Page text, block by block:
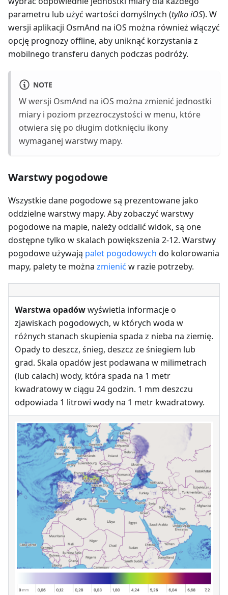
parametru lub użyć wartości domyślnych (tylko iOS). W
wersji aplikacji OsmAnd na iOS można również włączyć
opcję prognozy offline, aby uniknąć korzystania z
mobilnego transferu danych podczas podróży.
NOTE
W wersji OsmAnd na iOS można zmienić jednostki
miary i poziom przezroczystości w menu, które
otwiera się po długim dotknięciu ikony
wymaganej warstwy mapy.
Warstwy pogodowe
Wszystkie dane pogodowe są prezentowane jako
oddzielne warstwy mapy. Aby zobaczyć warstwy
pogodowe na mapie, należy oddalić widok, są one
dostępne tylko w skalach powiększenia 2-12. Warstwy
pogodowe używają palet pogodowych do kolorowania
mapy, palety te można zmienić w razie potrzeby.
Warstwa opadówwyświetla informacje o
zjawiskach pogodowych, w których woda w
różnych stanach skupienia spada z nieba na ziemię.
Opady to deszcz, śnieg, deszcz ze śniegiem lub
grad. Skala opadów jest podawana w milimetrach
(lub calach) wody, która spada na 1 metr
kwadratowy w ciągu 24 godzin. 1 mm deszczu
odpowiada 1 litrowi wody na 1 metr kwadratowy.